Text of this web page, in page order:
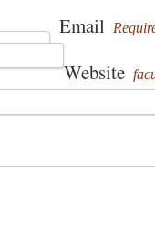
Email
Website